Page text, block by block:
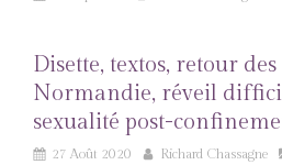
Disette, textos, retour des
Normandie, réveil
sexualité post-
27 Août 2020 Richard Chassagne